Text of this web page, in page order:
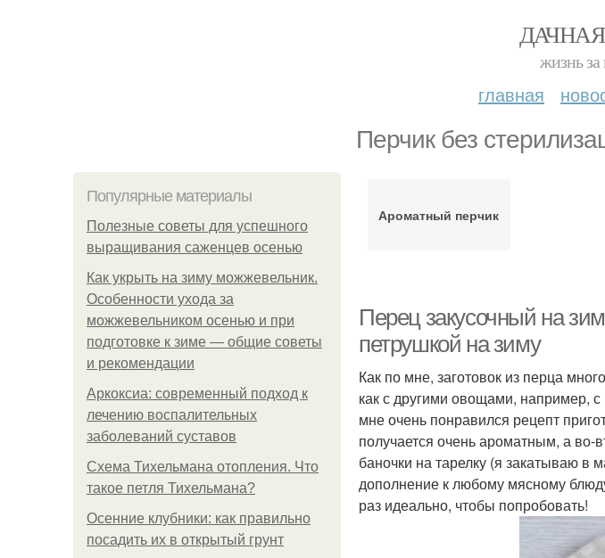
жизнь
главная
Перчик без
Популярные материалы
Полезные советы для успешного
выращивания саженцев осенью
Как укрыть на зиму можжевельник.
Особенности ухода за
можжевельником осенью и при
подготовке к зиме — общие советы
и рекомендации
Аркоксиа: современный подход к
лечению воспалительных
заболеваний суставов
Схема Тихельмана отопления. Что
такое петля Тихельмана?
Осенние клубники: как правильно
посадить их в открытый грунт
Ароматный перчик
Перец закусочный на
петрушкой на зиму
Как по мне, заготовок из перца
как с другими овощами, например,
мне очень понравился рецепт
получается очень ароматным, а во-
баночки на тарелку (я закатываю в
дополнение к любому мясному
раз идеально, чтобы попробовать!